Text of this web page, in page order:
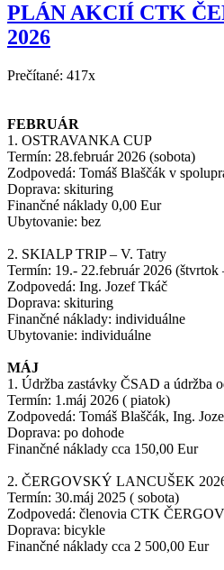
PLÁN AKCIÍ CTK
2026
Prečítané: 417x
FEBRUÁR
1. OSTRAVANKA CUP
Termín: 28.február 2026 (sobota)
Zodpovedá: Tomáš Blaščák v
Doprava: skituring
Finančné náklady 0,00 Eur
Ubytovanie: bez
2. SKIALP TRIP – V. Tatry
Termín: 19.- 22.február 2026 (štvrtok
Zodpovedá: Ing. Jozef Tkáč
Doprava: skituring
Finančné náklady: individuálne
Ubytovanie: individuálne
MÁJ
1. Údržba zastávky ČSAD a údržba
Termín: 1.máj 2026 ( piatok)
Zodpovedá: Tomáš Blaščák, Ing.
Doprava: po dohode
Finančné náklady cca 150,00 Eur
2. ČERGOVSKÝ LANCUŠEK
Termín: 30.máj 2025 ( sobota)
Zodpovedá: členovia CTK
Doprava: bicykle
Finančné náklady cca 2 500,00 Eur